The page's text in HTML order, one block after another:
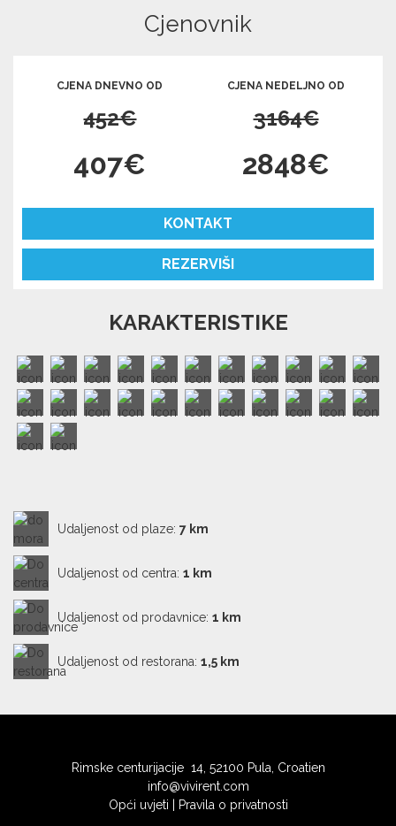
Cjenovnik
CJENA DNEVNO OD
452€
CJENA NEDELJNO OD
3164€
407€ 2848€
KONTAKT
REZERVIŠI
KARAKTERISTIKE
Udaljenost od plaze: 7 km
Udaljenost od centra: 1 km
Udaljenost od prodavnice: 1 km
Udaljenost od restorana: 1,5 km
Rimske centurijacije 14, 52100 Pula, Croatien
info@vivirent.com
Opći uvjeti
Pravila o privatnosti